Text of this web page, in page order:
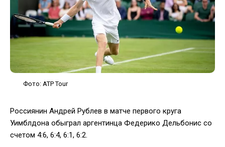
Фото: ATP Tour
Россиянин Андрей Рублев в матче первого круга
Уимблдона обыграл аргентинца Федерико Дельбонис со
счетом 4:6, 6:4, 6:1, 6:2.